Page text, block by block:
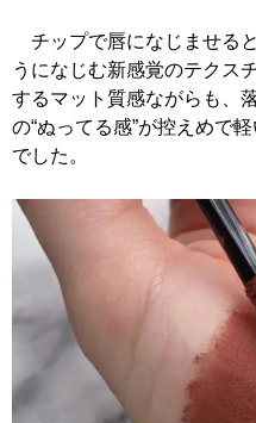
チップで唇になじませる
うになじむ新感覚のテクス
するマット質感ながらも、
の“ぬってる感”が控えめで
でした。